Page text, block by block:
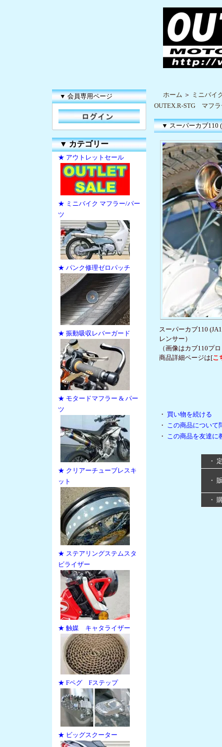
▼ 会員専用ページ
▼カテゴリー
★ アウトレットセール
★ ミニバイク マフラー/パー
ツ
★ パンク修理ゼロパッチ
★ 振動吸収レバーガード
★ モタードマフラー & パー
ツ
★ クリアーチューブレスキ
ット
★ ステアリングステムスタ
ビライザー
★ 触媒 キャタライザー
★ Fペグ Fステップ
★ ビッグスクーター
ホーム ＞ ミニバイ
OUTEX.R-STG マフ
▼ スーパーカブ110
スーパーカブ110
レンサー）
（画像はカブ110プ
商品詳細ページは[こ
・ 買い物を続ける
・ この商品について
・ この商品を友達に
・
・
・